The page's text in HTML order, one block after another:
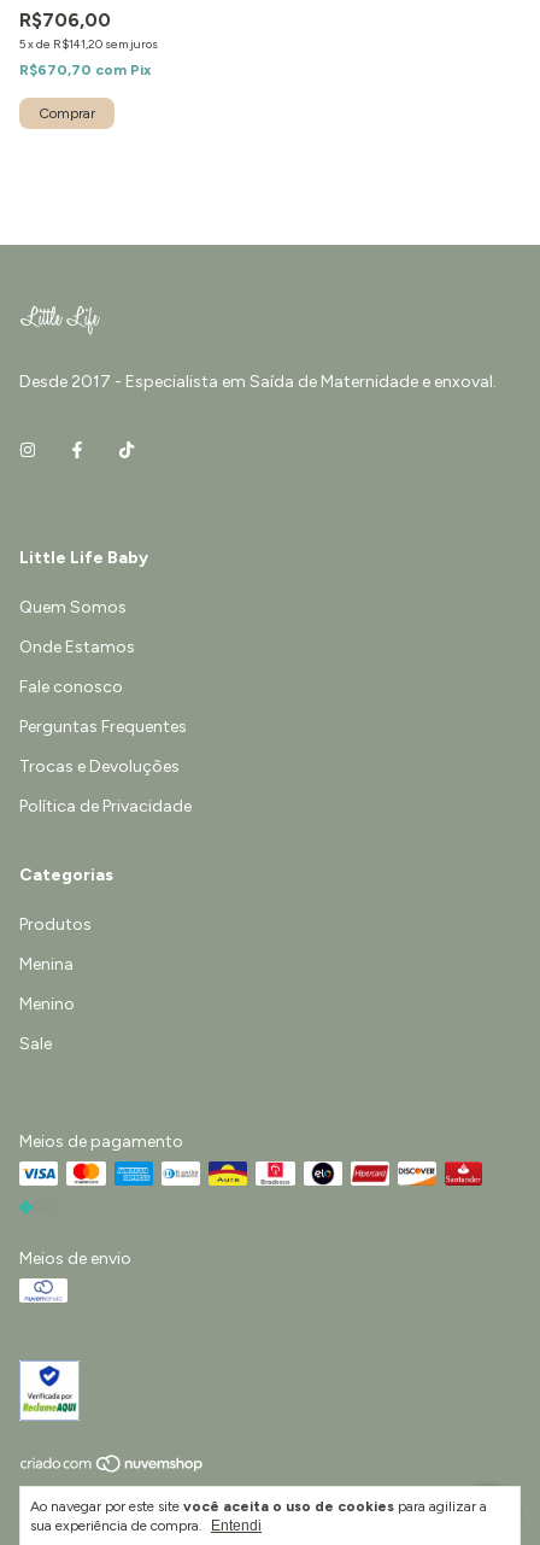
Ao navegar por este site você aceita o uso de cookies para agilizar a
sua experiência de compra.
Entendi
R$706,00
5xde R$141,20 sem juros
R$670,70 com Pix
Comprar
Desde 2017 - Especialista em Saída de Maternidade e enxoval.
Little Life Baby
Quem Somos
Onde Estamos
Fale conosco
Perguntas Frequentes
Trocas e Devoluções
Política de Privacidade
Categorias
Produtos
Menina
Menino
Sale
Meios de pagamento
Meios de envio
2026. Todos os direitos reservados.